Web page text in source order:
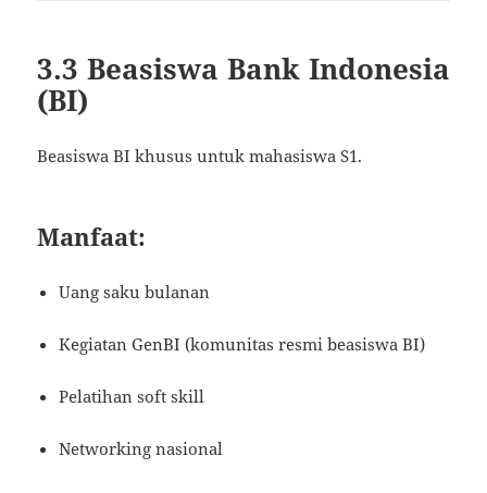
3.3 Beasiswa Bank Indonesia
(BI)
Beasiswa BI khusus untuk mahasiswa S1.
Manfaat:
Uang saku bulanan
Kegiatan GenBI (komunitas resmi beasiswa BI)
Pelatihan soft skill
Networking nasional